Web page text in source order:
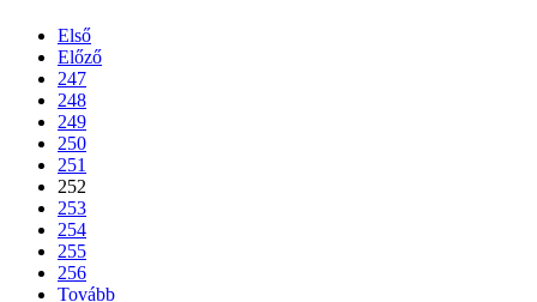
Első
Előző
247
248
249
250
251
252
253
254
255
256
Tovább